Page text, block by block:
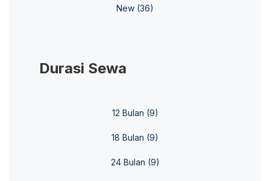
New (36)
Durasi Sewa
12 Bulan (9)
18 Bulan (9)
24 Bulan (9)